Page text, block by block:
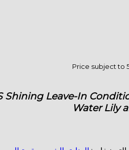
Price subject to
Shining Leave-In
Water Lily